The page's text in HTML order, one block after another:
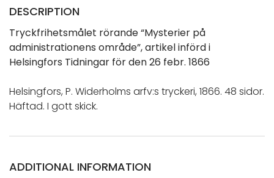
DESCRIPTION
Tryckfrihetsmålet rörande “Mysterier på
administrationens område”, artikel införd i
Helsingfors Tidningar för den 26 febr. 1866
Helsingfors, P. Widerholms arfv:s tryckeri, 1866. 48 sidor.
Häftad. I gott skick.
ADDITIONAL INFORMATION